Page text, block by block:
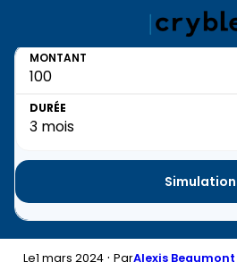
MONTANT
DURÉE
Simulation
Le1 mars 2024· ParAlexis Beaumont